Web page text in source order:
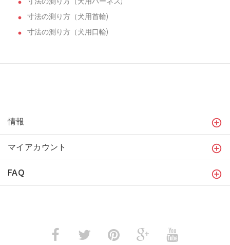
寸法の測り方（犬用首輪)
寸法の測り方（犬用口輪)
情報
マイアカウント
FAQ